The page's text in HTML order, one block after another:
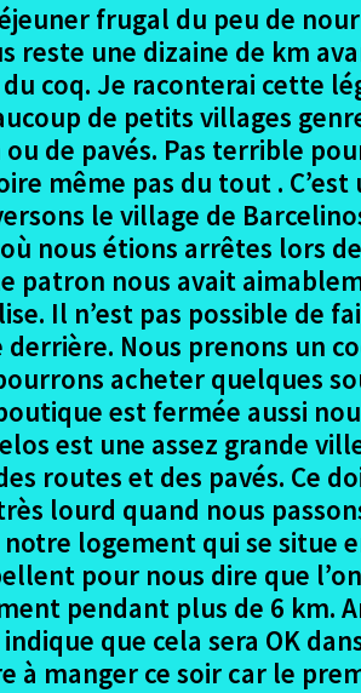
frugal du peu de
reste une dizaine de km
coq. Je raconterai cette
de petits villages
de pavés. Pas terrible
même pas du tout .
le village de
nous étions arrêtes lors
patron nous avait
Il n’est pas possible de
Nous prenons un
acheter quelques
est fermée aussi
est une assez grande
routes et des pavés. Ce
lourd quand nous
logement qui se situe
pour nous dire que
pendant plus de 6 km.
que cela sera OK
à manger ce soir car le